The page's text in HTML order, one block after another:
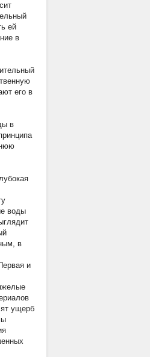
ей
в
его в
в
воды
в
и
ущерб